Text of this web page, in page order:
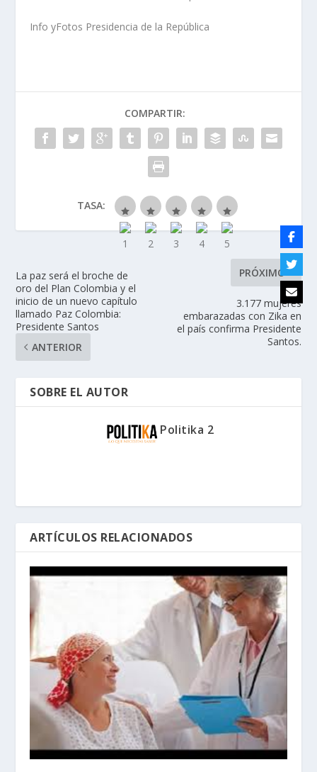
Info yFotos Presidencia de la República
COMPARTIR:
TASA:
La paz será el broche de
oro del Plan Colombia y el
inicio de un nuevo capítulo
llamado Paz Colombia:
Presidente Santos
ANTERIOR
PRÓXIMO
3.177 mujeres
embarazadas con Zika en
el país confirma Presidente
Santos.
SOBRE EL AUTOR
Politika 2
ARTÍCULOS RELACIONADOS